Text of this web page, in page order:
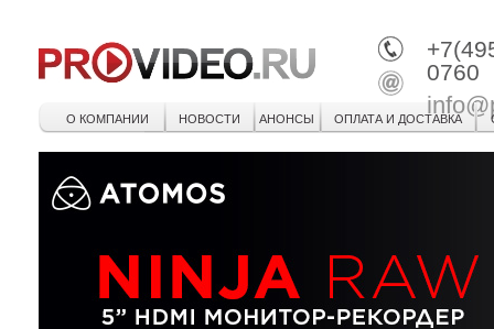
0760
О КОМПАНИИ НОВОСТИ АНОНСЫ ОПЛАТА И ДОСТАВКА